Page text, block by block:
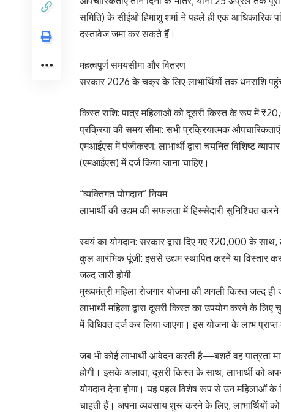
समिति) के सीईओ हिमांशु शर्मा ने पहले ही एक
दस्तावेज जमा कर सकते हैं।
महत्वपूर्ण समयसीमा और वितरण
सरकार 2026 के चक्र के लिए लाभार्थियों तक धनराशि
किस्त राशि: पात्र महिलाओं को दूसरी किस्त के रूप में
प्रक्रिया की समय सीमा: सभी प्रक्रियात्मक
एमआईएस में पंजीकरण: लाभार्थी द्वारा चयनित विशिष्ट
(एमआईएस) में दर्ज किया जाना चाहिए।
“व्यक्तिगत योगदान” नियम
लाभार्थी की उद्यम की सफलता में हिस्सेदारी सुनिश्चित
स्वयं का योगदान: सरकार द्वारा दिए गए ₹20,000 के
कुल आरंभिक पूंजी: इससे उद्यम स्थापित करने या विस्तार
जल्द जारी होगी
मुख्यमंत्री महिला रोजगार योजना की अगली किस्त जल्द
लाभार्थी महिला द्वारा दूसरी किस्त का उपयोग करने के
में विधिवत दर्ज कर लिया जाएगा। इस योजना के लाभ
जब भी कोई लाभार्थी आवेदन करती है—बशर्ते वह पात्रता
होगी। इसके अलावा, दूसरी किस्त के साथ, लाभार्थी को
योगदान देना होगा। यह पहल विशेष रूप से उन महिलाओं के
चाहती हैं। अपना व्यवसाय शुरू करने के लिए, लाभार्थियों